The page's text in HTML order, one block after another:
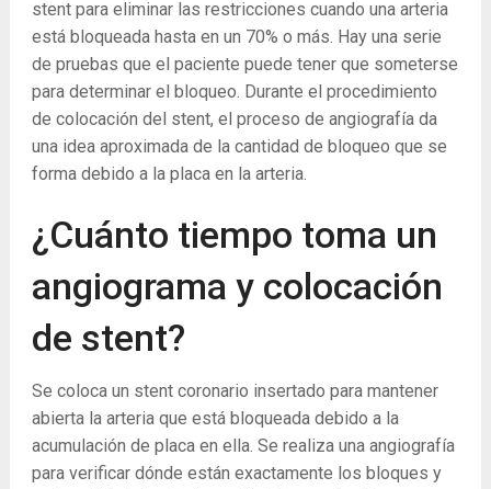
stent para eliminar las restricciones cuando una arteria
está bloqueada hasta en un 70% o más. Hay una serie
de pruebas que el paciente puede tener que someterse
para determinar el bloqueo. Durante el procedimiento
de colocación del stent, el proceso de angiografía da
una idea aproximada de la cantidad de bloqueo que se
forma debido a la placa en la arteria.
¿Cuánto tiempo toma un
angiograma y colocación
de stent?
Se coloca un stent coronario insertado para mantener
abierta la arteria que está bloqueada debido a la
acumulación de placa en ella. Se realiza una angiografía
para verificar dónde están exactamente los bloques y